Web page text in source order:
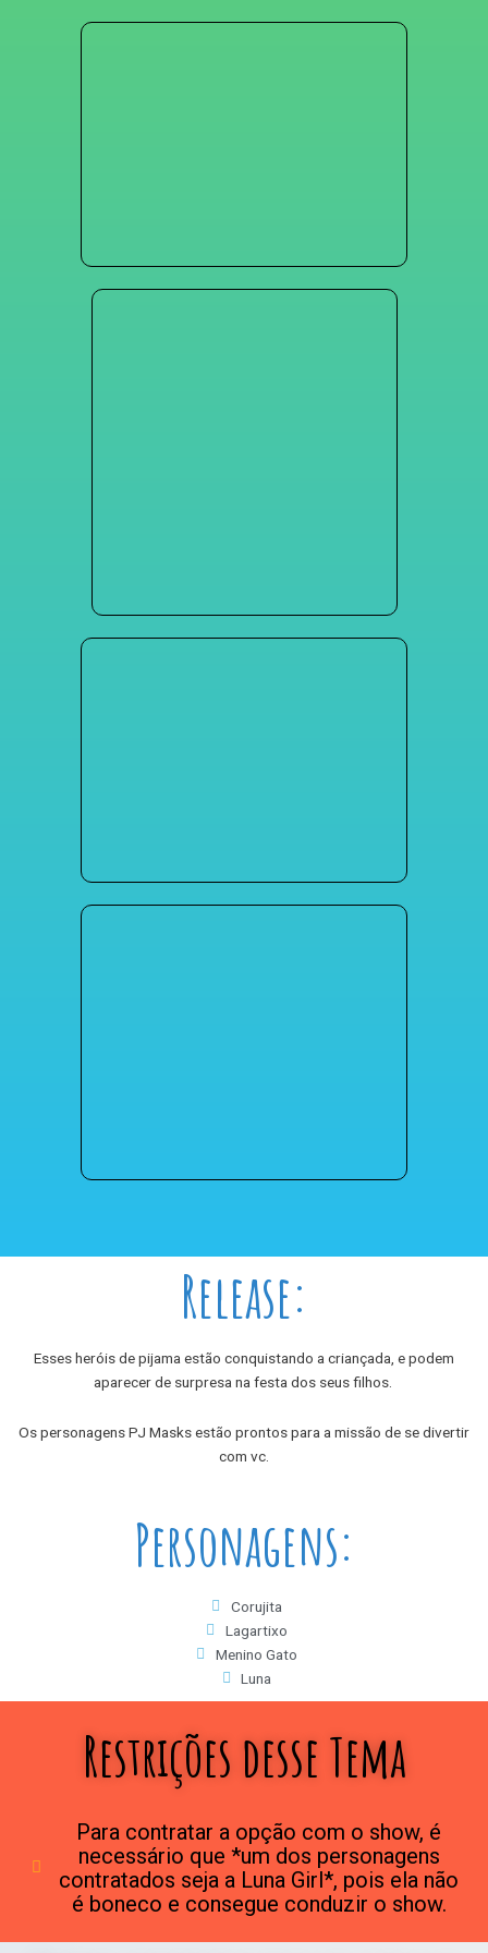
Release:
Esses heróis de pijama estão conquistando a criançada, e podem
aparecer de surpresa na festa dos seus filhos.
Os personagens PJ Masks estão prontos para a missão de se divertir
com vc.
Personagens:
Corujita
Lagartixo
Menino Gato
Luna
Restrições desse Tema
Para contratar a opção com o show, é
necessário que *um dos personagens
contratados seja a Luna Girl*, pois ela não
é boneco e consegue conduzir o show.